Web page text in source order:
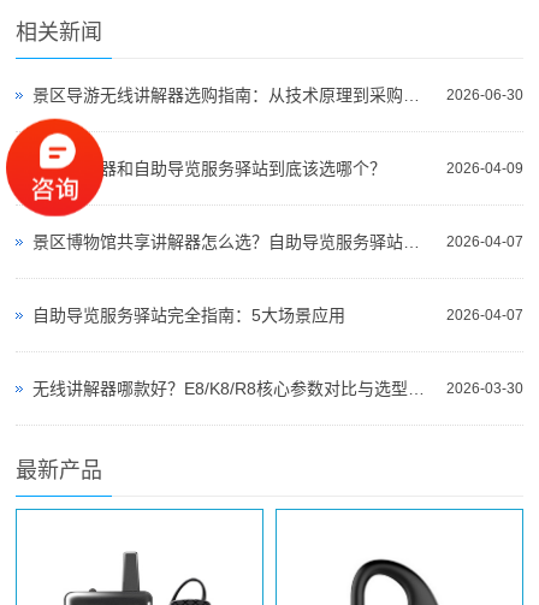
相关新闻
2026-06-30
景区导游无线讲解器选购指南：从技术原理到采购决策
2026-04-09
自助讲解器和自助导览服务驿站到底该选哪个？
2026-04-07
景区博物馆共享讲解器怎么选？自助导览服务驿站部署全攻略（2026版）
2026-04-07
自助导览服务驿站完全指南：5大场景应用
2026-03-30
无线讲解器哪款好？E8/K8/R8核心参数对比与选型指南
最新产品